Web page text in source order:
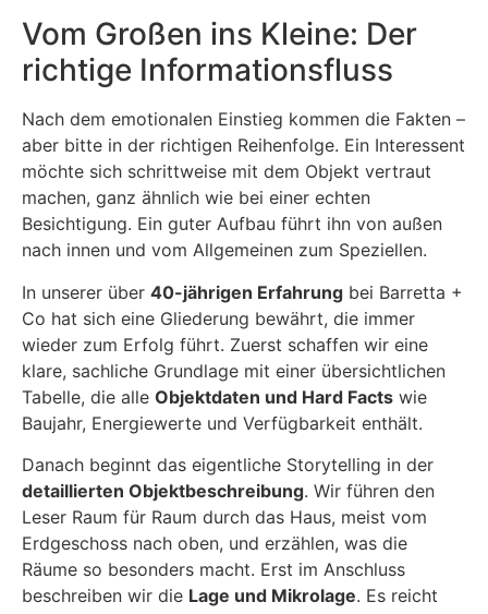
Vom Großen ins Kleine: Der
richtige Informationsfluss
Nach dem emotionalen Einstieg kommen die Fakten –
aber bitte in der richtigen Reihenfolge. Ein Interessent
möchte sich schrittweise mit dem Objekt vertraut
machen, ganz ähnlich wie bei einer echten
Besichtigung. Ein guter Aufbau führt ihn von außen
nach innen und vom Allgemeinen zum Speziellen.
In unserer über 40-jährigen Erfahrung bei Barretta +
Co hat sich eine Gliederung bewährt, die immer
wieder zum Erfolg führt. Zuerst schaffen wir eine
klare, sachliche Grundlage mit einer übersichtlichen
Tabelle, die alle Objektdaten und Hard Facts wie
Baujahr, Energiewerte und Verfügbarkeit enthält.
Danach beginnt das eigentliche Storytelling in der
detaillierten Objektbeschreibung. Wir führen den
Leser Raum für Raum durch das Haus, meist vom
Erdgeschoss nach oben, und erzählen, was die
Räume so besonders macht. Erst im Anschluss
beschreiben wir die Lage und Mikrolage. Es reicht